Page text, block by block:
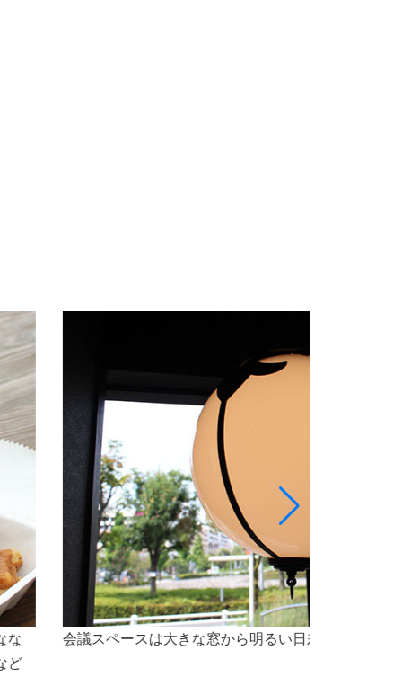
最大5名様程のスペースで、会議をご利用いただけ